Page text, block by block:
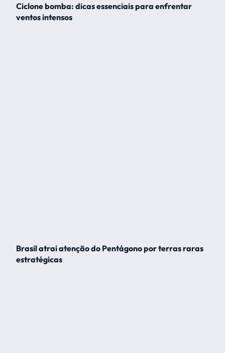
Ciclone bomba: dicas essenciais para enfrentar
ventos intensos
Brasil atrai atenção do Pentágono por terras raras
estratégicas